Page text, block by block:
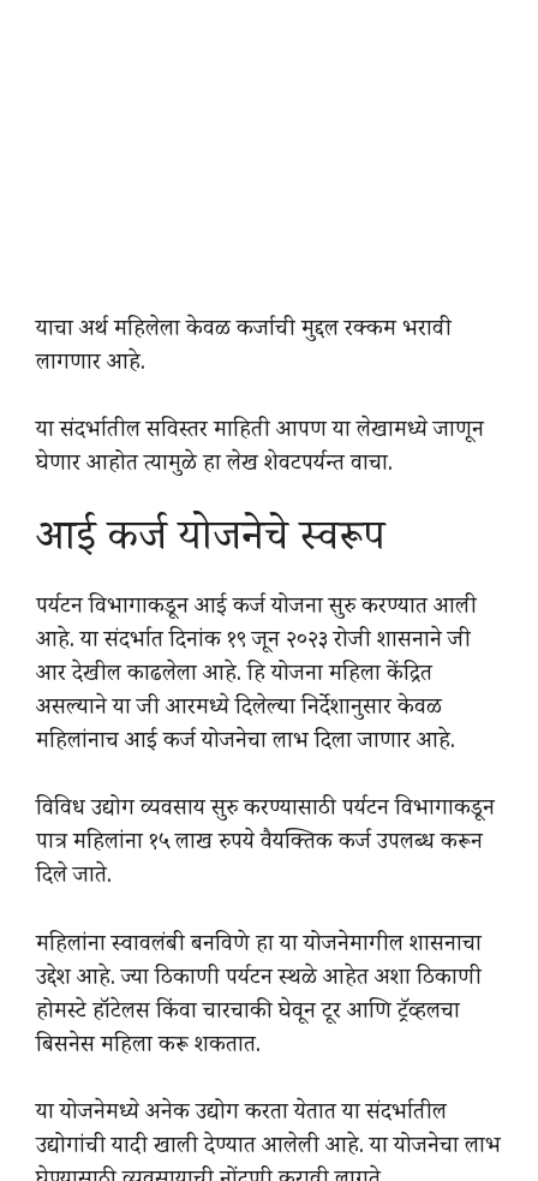
याचा अर्थ महिलेला केवळ कर्जाची मुद्दल रक्कम भरावी
लागणार आहे.
या संदर्भातील सविस्तर माहिती आपण या लेखामध्ये जाणून
घेणार आहोत त्यामुळे हा लेख शेवटपर्यन्त वाचा.
आई कर्ज योजनेचे स्वरूप
पर्यटन विभागाकडून आई कर्ज योजना सुरु करण्यात आली
आहे. या संदर्भात दिनांक १९ जून २०२३ रोजी शासनाने जी
आर देखील काढलेला आहे. हि योजना महिला केंद्रित
असल्याने या जी आरमध्ये दिलेल्या निर्देशानुसार केवळ
महिलांनाच आई कर्ज योजनेचा लाभ दिला जाणार आहे.
विविध उद्योग व्यवसाय सुरु करण्यासाठी पर्यटन विभागाकडून
पात्र महिलांना १५ लाख रुपये वैयक्तिक कर्ज उपलब्ध करून
दिले जाते.
महिलांना स्वावलंबी बनविणे हा या योजनेमागील शासनाचा
उद्देश आहे. ज्या ठिकाणी पर्यटन स्थळे आहेत अशा ठिकाणी
होमस्टे हॉटेलस किंवा चारचाकी घेवून टूर आणि ट्रॅव्हलचा
बिसनेस महिला करू शकतात.
या योजनेमध्ये अनेक उद्योग करता येतात या संदर्भातील
उद्योगांची यादी खाली देण्यात आलेली आहे. या योजनेचा लाभ